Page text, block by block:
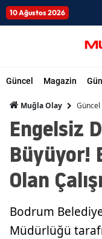
10 Ağustos 2026
Güncel Magazin
Muğla Olay Güncel
Engelsiz
Büyüyor!
Olan
Bodrum
Müdürlüğü